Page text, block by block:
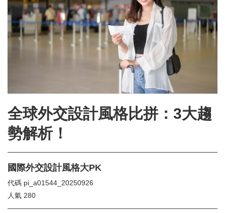
全球外交設計風格比拼：3大趨
勢解析！
國際外交設計風格大PK
代碼 pi_a01544_20250926
人氣 280